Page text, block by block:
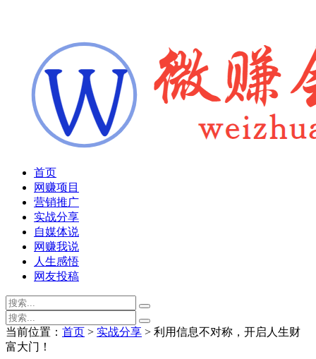
首页
网赚项目
营销推广
实战分享
自媒体说
网赚我说
人生感悟
网友投稿
当前位置： 首页 > 实战分享 > 利用信息不对称，开启人生财
富大门！